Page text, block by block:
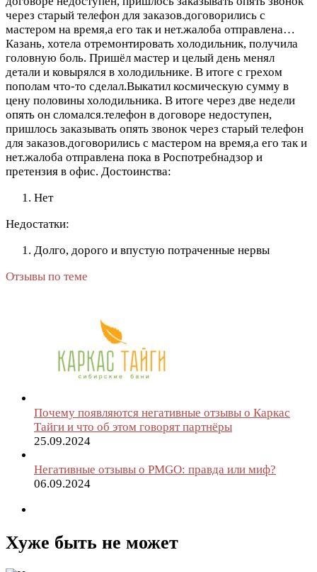
через старый телефон для заказов.договорились с
мастером на время,а его так и нет.жалоба отправлена…
Казань, хотела отремонтировать холодильник, получила
головную боль. Пришёл мастер и целый день менял
детали и ковырялся в холодильнике. В итоге с грехом
пополам что-то сделал.Выкатил космическую сумму в
цену половины холодильника. В итоге через две недели
опять он сломался.телефон в договоре недоступен,
пришлось заказывать опять звонок через старый телефон
для заказов.договорились с мастером на время,а его так и
нет.жалоба отправлена пока в Роспотребнадзор и
претензия в офис. Достоинства:
Нет
Недостатки:
Долго, дорого и впустую потраченные нервы
Отзывы по теме
Почему появляются негативные отзывы о Каркас
Тайги и что об этом говорят партнёры
25.09.2024
Негативные отзывы о PMGO: правда или миф?
06.09.2024
Хуже быть не может